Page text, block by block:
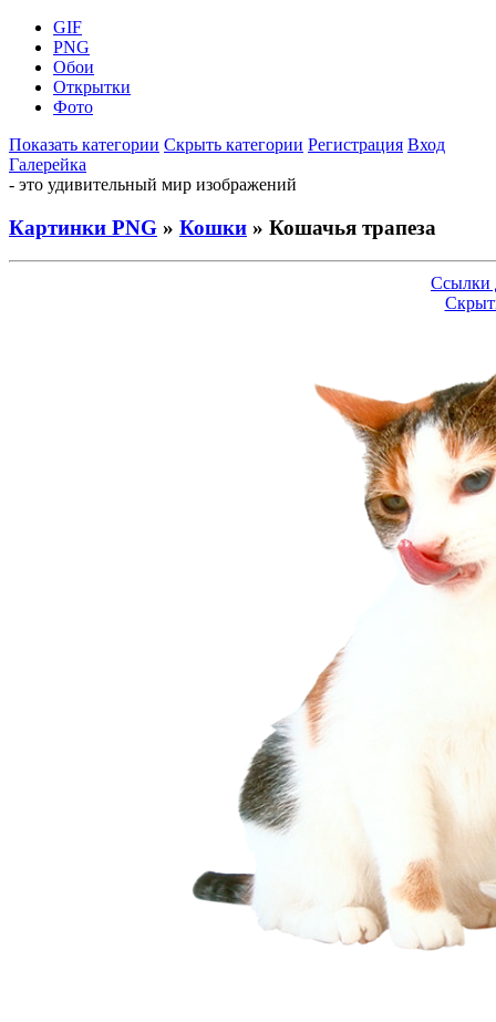
GIF
PNG
Обои
Открытки
Фото
Показать категории Скрыть категории Регистрация Вход
Галерейка
- это удивительный мир изображений
Картинки PNG » Кошки » Кошачья трапеза
Ссылки